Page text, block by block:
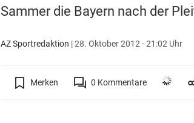
Sammer die Bayern nach der
AZ Sportredaktion |28. Oktober 2012 - 21:02 Uhr
Merken 0 Kommentare